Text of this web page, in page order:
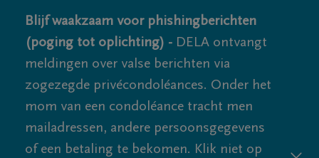
Blijf waakzaam voor phishingberichten
(poging tot oplichting) - DELA ontvangt
meldingen over valse berichten via
zogezegde privécondoléances. Onder het
mom van een condoléance tracht men
mailadressen, andere persoonsgegevens
of een betaling te bekomen. Klik niet op